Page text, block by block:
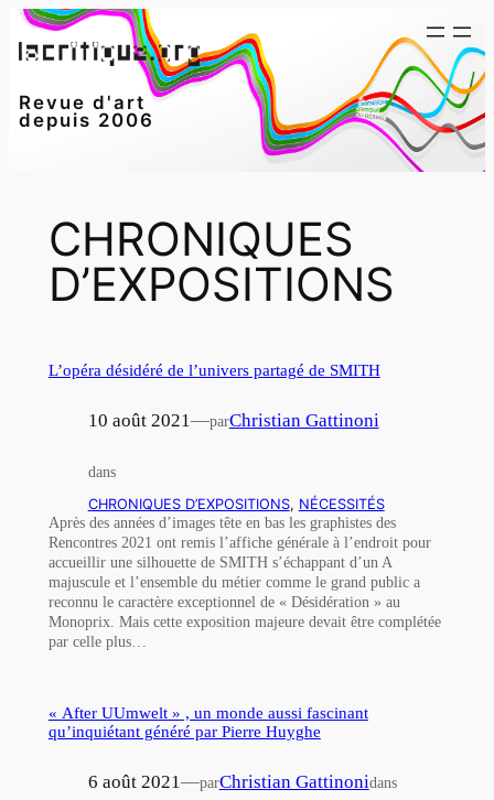
Aller
au
Revue d'art
depuis 2006
CHRONIQUES
D’EXPOSITIONS
L’opéra désidéré de l’univers partagé de SMITH
10 août 2021—parChristian Gattinoni
dans
CHRONIQUES D’EXPOSITIONS, NÉCESSITÉS
Après des années d’images tête en bas les graphistes des
Rencontres 2021 ont remis l’affiche générale à l’endroit pour
accueillir une silhouette de SMITH s’échappant d’un A
majuscule et l’ensemble du métier comme le grand public a
reconnu le caractère exceptionnel de « Désidération » au
Monoprix. Mais cette exposition majeure devait être complétée
par celle plus…
« After UUmwelt » , un monde aussi fascinant
qu’inquiétant généré par Pierre Huyghe
6 août 2021—parChristian Gattinonidans